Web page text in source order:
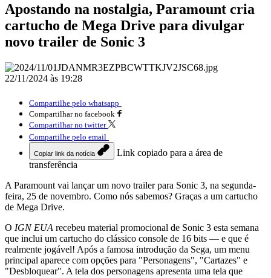
Apostando na nostalgia, Paramount cria
cartucho de Mega Drive para divulgar
novo trailer de Sonic 3
22/11/2024 às 19:28
Compartilhe pelo whatsapp
Compartilhar no facebook
Compartilhar no twitter
Compartilhe pelo email
Copiar link da notícia
Link copiado para a área de
transferência
A Paramount vai lançar um novo trailer para Sonic 3, na segunda-
feira, 25 de novembro. Como nós sabemos? Graças a um cartucho
de Mega Drive.
O IGN EUA recebeu material promocional de Sonic 3 esta semana
que inclui um cartucho do clássico console de 16 bits — e que é
realmente jogável! Após a famosa introdução da Sega, um menu
principal aparece com opções para "Personagens", "Cartazes" e
"Desbloquear". A tela dos personagens apresenta uma tela que